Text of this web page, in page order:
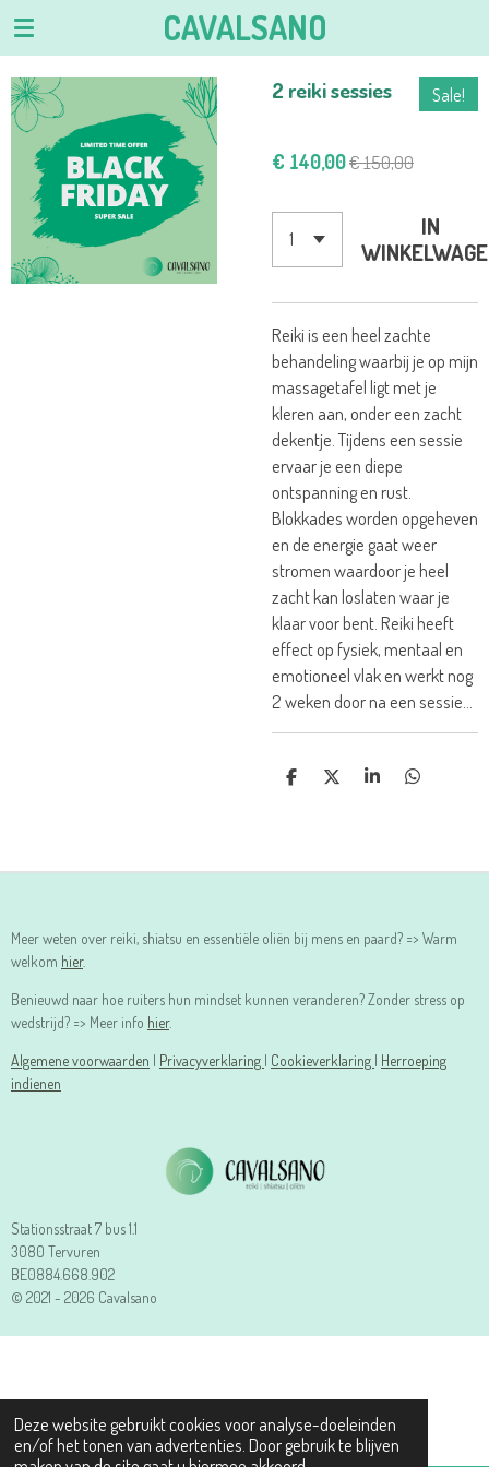
Deze website gebruikt cookies voor analyse-doeleinden
en/of het tonen van advertenties. Door gebruik te blijven
Ga
naar
de
hoofdinhoud
CAVALSANO
2 reiki sessies Sale!
€ 140,00€ 150,00
IN
Reiki is een heel zachte
behandeling waarbij je op mijn
massagetafel ligt met je
kleren aan, onder een zacht
dekentje. Tijdens een sessie
ervaar je een diepe
ontspanning en rust.
Blokkades worden opgeheven
en de energie gaat weer
stromen waardoor je heel
zacht kan loslaten waar je
klaar voor bent. Reiki heeft
effect op fysiek, mentaal en
emotioneel vlak en werkt nog
2 weken door na een sessie...
D
D
S
D
Meer weten over reiki, shiatsu en essentiële oliën bij mens en paard? => Warm
welkom hier.
Benieuwd naar hoe ruiters hun mindset kunnen veranderen? Zonder stress op
wedstrijd? => Meer info hier.
Algemene voorwaarden | Privacyverklaring | Cookieverklaring | Herroeping
indienen
Stationsstraat 7 bus 1.1
3080 Tervuren
BE0884.668.902
© 2021 - 2026 Cavalsano